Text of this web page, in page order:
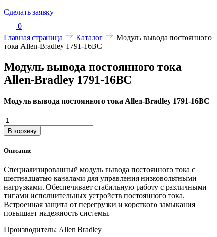
Сделать заявку
0
Главная страница
Каталог
Модуль вывода постоянного
тока Allen-Bradley 1791-16BC
Модуль вывода постоянного тока
Allen-Bradley 1791-16BC
Модуль вывода постоянного тока Allen-Bradley 1791-16BC
Количество
товара
Модуль
постоянного
Allen-
Bradley
1791-
16BC
В корзину
Описание
Специализированный модуль вывода постоянного тока с
шестнадцатью каналами для управления низковольтными
нагрузками. Обеспечивает стабильную работу с различными
типами исполнительных устройств постоянного тока.
Встроенная защита от перегрузки и короткого замыкания
повышает надежность системы.
Производитель: Allen Bradley